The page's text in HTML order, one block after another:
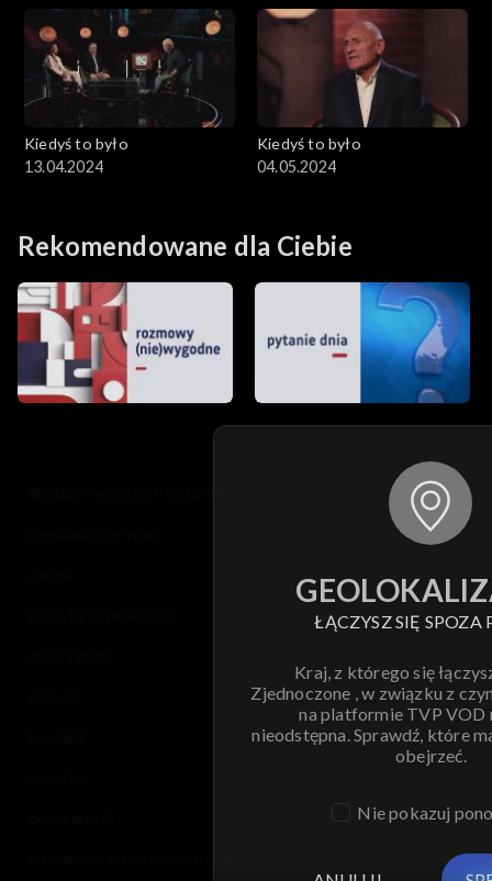
Kiedyś to było
13.04.2024
Kiedyś to było
04.05.2024
Rekomendowane dla Ciebie
ŁĄCZYSZ SIĘ SPOZA
Kraj, z którego się
Zjednoczone , w związku z
na platformie TVP VOD
nieodstępna. Sprawdź, które
obejrzeć.
Nie pokazuj